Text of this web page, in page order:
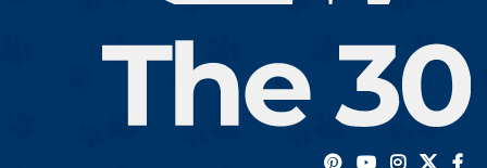
معانا… حيوانك يعيش تجربة مريحة
وكأنه في بيته تمامًا.
مرتاح – نظيف – ورايق بأفضل شكل
ممكن.